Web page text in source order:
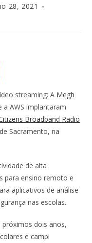
28, 2021
h
ar
e
streaming: A Megh
a AWS implantaram
Broadband Radio
Sacramento, na
de alta
para ensino remoto e
aplicativos de análise
nas escolas.
dois anos,
e campi